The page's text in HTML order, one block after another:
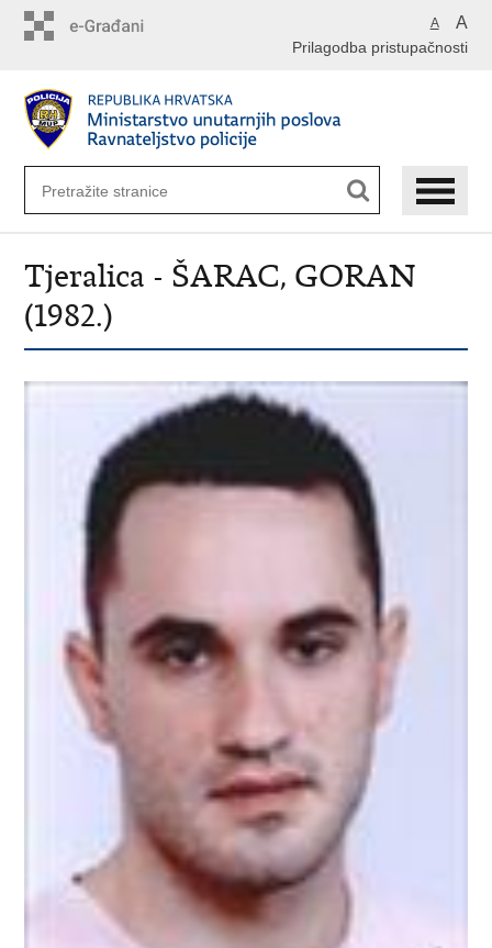
A A
Prilagodba pristupačnosti
Tjeralica - ŠARAC, GORAN
(1982.)